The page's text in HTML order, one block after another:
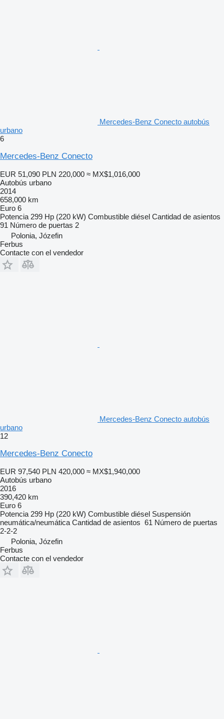
Mercedes-Benz Conecto autobús
urbano
6
Mercedes-Benz Conecto
EUR 51,090 PLN 220,000 ≈ MX$1,016,000
Autobús urbano
2014
658,000 km
Euro 6
Potencia 299 Hp (220 kW) Combustible diésel Cantidad de asientos
91 Número de puertas 2
Polonia, Józefin
Ferbus
Contacte con el vendedor
Mercedes-Benz Conecto autobús
urbano
12
Mercedes-Benz Conecto
EUR 97,540 PLN 420,000 ≈ MX$1,940,000
Autobús urbano
2016
390,420 km
Euro 6
Potencia 299 Hp (220 kW) Combustible diésel Suspensión
neumática/neumática Cantidad de asientos 61 Número de puertas
2-2-2
Polonia, Józefin
Ferbus
Contacte con el vendedor